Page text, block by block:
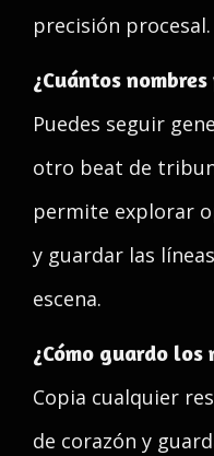
precisión procesal.
¿Cuántos
Puedes seguir
otro beat de
permite explorar
y guardar las
escena.
¿Cómo guardo los
Copia cualquier
de corazón y